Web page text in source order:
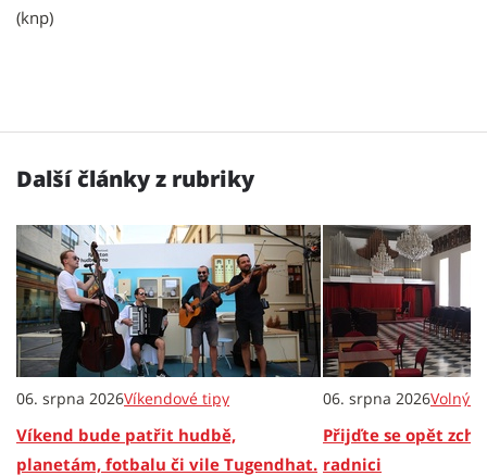
(knp)
Další články z rubriky
06. srpna 2026Víkendové tipy
Víkend bude patřit hudbě,
planetám, fotbalu či vile Tugendhat.
06. srpna 2026Volný
Přijďte se opět
radnici